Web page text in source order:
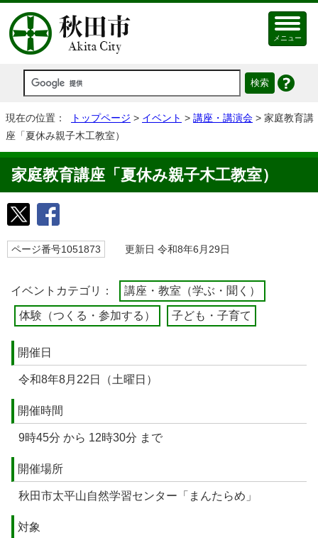
メニュー
現在の位置： トップページ > イベント > 講座・講演会 > 家庭教育講
座「夏休み親子木工教室）
家庭教育講座「夏休み親子木工教室）
ページ番号1051873 更新日 令和8年6月29日
イベントカテゴリ： 講座・教室（学ぶ・聞く）
体験（つくる・参加する） 子ども・子育て
開催日
令和8年8月22日（土曜日）
開催時間
9時45分 から 12時30分 まで
開催場所
秋田市太平山自然学習センター「まんたらめ」
対象